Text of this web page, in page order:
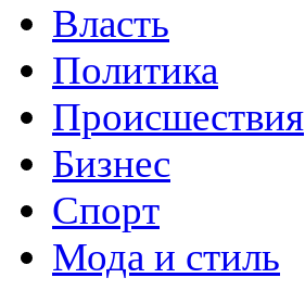
Власть
Политика
Происшествия
Бизнес
Спорт
Мода и стиль